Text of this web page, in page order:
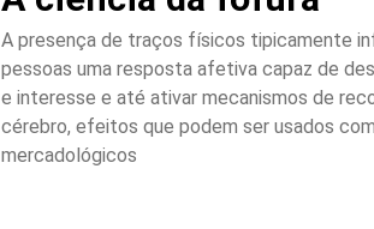
A presença de traços físicos tipicamente
pessoas uma resposta afetiva capaz de
e interesse e até ativar mecanismos de
cérebro, efeitos que podem ser usados
mercadológicos